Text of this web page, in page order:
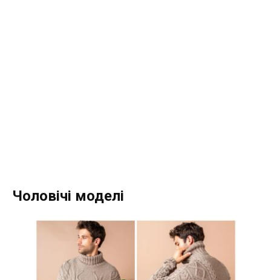
Чоловічі моделі